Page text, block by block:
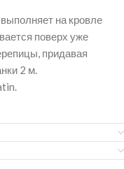
на кровле
поверх уже
придавая
2 м.